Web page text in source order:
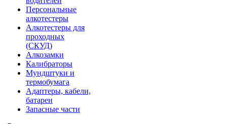
Персональные
алкотестеры
Алкотестеры для
проходных
(СКУД)
Алкозамки
Калибраторы
Мундштуки и
термобумага
Адаптеры, кабели,
батареи
Запасные части